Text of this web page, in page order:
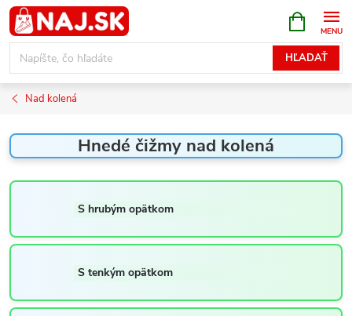
Prejsť
na
obsah
HĽADAŤ
KOŠÍK
Nad kolená
Hnedé čižmy nad kolená
S hrubým opätkom
S tenkým opätkom